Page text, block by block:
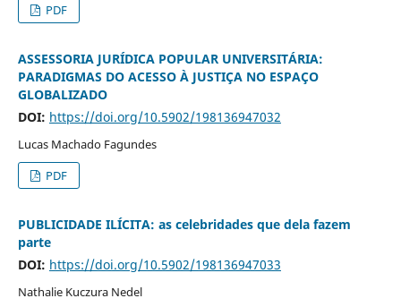
PDF
ASSESSORIA JURÍDICA POPULAR UNIVERSITÁRIA:
PARADIGMAS DO ACESSO À JUSTIÇA NO ESPAÇO
GLOBALIZADO
DOI: https://doi.org/10.5902/198136947032
Lucas Machado Fagundes
PDF
PUBLICIDADE ILÍCITA: as celebridades que dela fazem
parte
DOI: https://doi.org/10.5902/198136947033
Nathalie Kuczura Nedel